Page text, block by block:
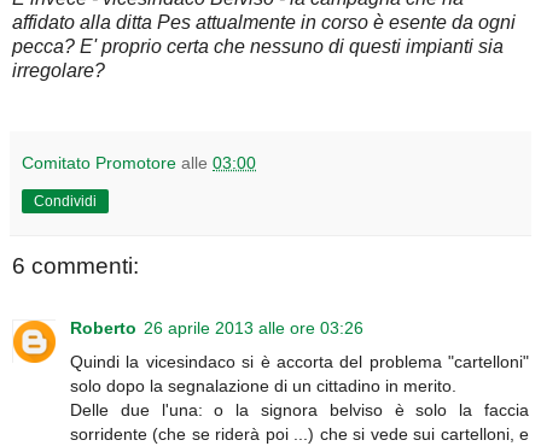
affidato alla ditta Pes attualmente in corso è esente da ogni
pecca? E' proprio certa che nessuno di questi impianti sia
irregolare?
Comitato Promotore alle 03:00
Condividi
6 commenti:
Roberto 26 aprile 2013 alle ore 03:26
Quindi la vicesindaco si è accorta del problema "cartelloni"
solo dopo la segnalazione di un cittadino in merito.
Delle due l'una: o la signora belviso è solo la faccia
sorridente (che se riderà poi ...) che si vede sui cartelloni, e